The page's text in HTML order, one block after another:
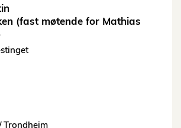
(fast møtende for Mathias
Trondheim